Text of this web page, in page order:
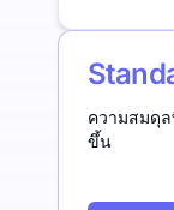
ความสมดุ
ขึ้น